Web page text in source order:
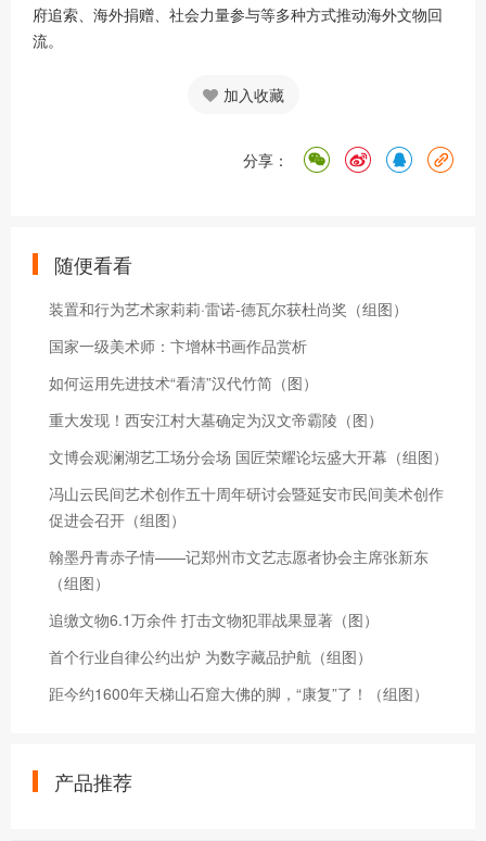
府追索、海外捐赠、社会力量参与等多种方式推动海外文物回
流。
加入收藏
分享：
随便看看
装置和行为艺术家莉莉·雷诺-德瓦尔获杜尚奖（组图）
国家一级美术师：卞增林书画作品赏析
如何运用先进技术“看清”汉代竹简（图）
重大发现！西安江村大墓确定为汉文帝霸陵（图）
文博会观澜湖艺工场分会场 国匠荣耀论坛盛大开幕（组图）
冯山云民间艺术创作五十周年研讨会暨延安市民间美术创作
促进会召开（组图）
翰墨丹青赤子情——记郑州市文艺志愿者协会主席张新东
（组图）
追缴文物6.1万余件 打击文物犯罪战果显著（图）
首个行业自律公约出炉 为数字藏品护航（组图）
距今约1600年天梯山石窟大佛的脚，“康复”了！（组图）
产品推荐